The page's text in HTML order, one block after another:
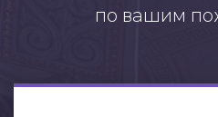
по вашим